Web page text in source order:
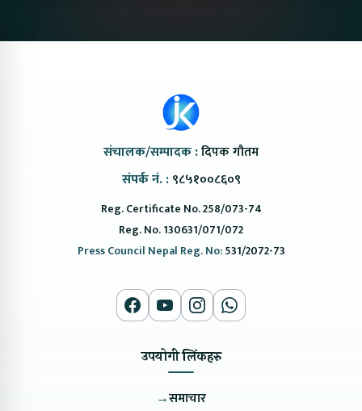
संचालक/सम्पादक :दिपक गौतम
संपर्क नं. : ९८५१००८६०९
Reg. Certificate No. 258/073-74
Reg. No. 130631/071/072
Press Council Nepal Reg. No:531/2072-73
उपयोगी लिंकहरु
→समाचार